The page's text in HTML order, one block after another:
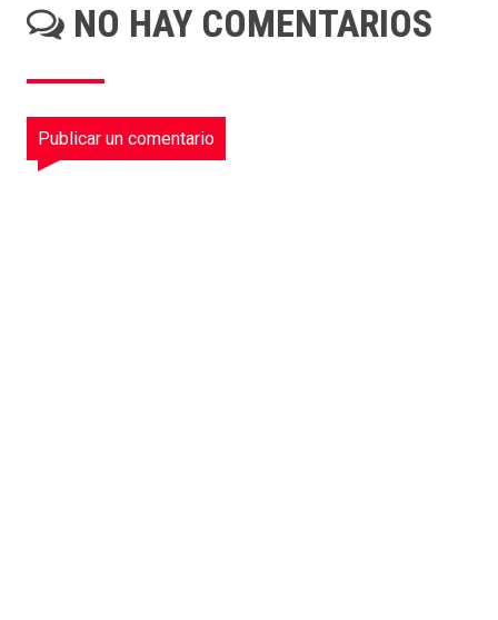
NO HAY COMENTARIOS
Publicar un comentario